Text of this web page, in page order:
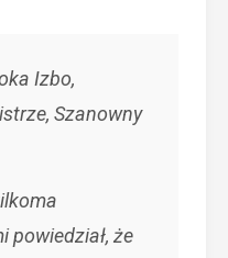
Izbo,
Szanowny
powiedział, że